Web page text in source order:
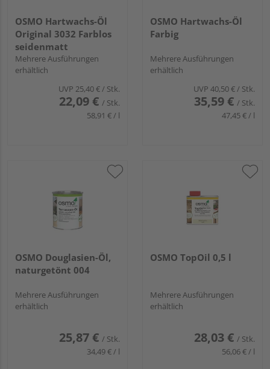
OSMO Hartwachs-Öl
Original 3032 Farblos
seidenmatt
Mehrere Ausführungen
erhältlich
UVP 25,40 €/ Stk.
22,09 € / Stk.
58,91 € / l
OSMO Hartwachs-Öl
Farbig
Mehrere Ausführungen
erhältlich
UVP 40,50 €/ Stk.
35,59 € / Stk.
47,45 € / l
OSMO Douglasien-Öl,
naturgetönt 004
Mehrere Ausführungen
erhältlich
25,87 € / Stk.
34,49 € / l
OSMO TopOil 0,5 l
Mehrere Ausführungen
erhältlich
28,03 € / Stk.
56,06 € / l